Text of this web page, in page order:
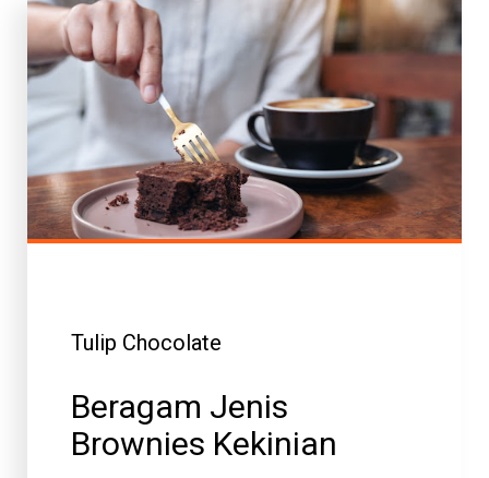
Tulip Chocolate
Beragam Jenis
Brownies Kekinian